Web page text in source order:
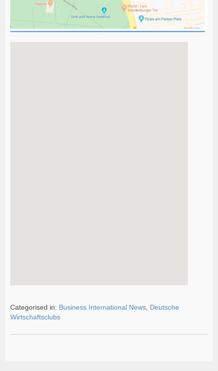
Categorised in: Business International News, Deutsche
Wirtschaftsclubs